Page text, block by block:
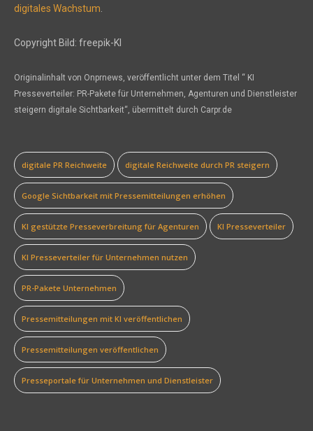
digitales Wachstum
Copyright Bild: freepik-KI
Originalinhalt von Onprnews, veröffentlicht unter dem Titel “ KI
Presseverteiler: PR-Pakete für Unternehmen, Agenturen und Dienstleister
steigern digitale Sichtbarkeit“, übermittelt durch Carpr.de
digitale PR Reichweite digitale Reichweite durch PR steigern
Google Sichtbarkeit mit Pressemitteilungen erhöhen
KI gestützte Presseverbreitung für Agenturen KI Presseverteiler
KI Presseverteiler für Unternehmen nutzen
PR-Pakete Unternehmen
Pressemitteilungen mit KI veröffentlichen
Pressemitteilungen veröffentlichen
Presseportale für Unternehmen und Dienstleister